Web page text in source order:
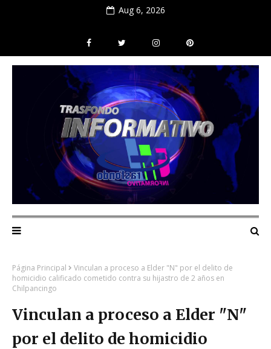
Aug 6, 2026
Página Principal
Vinculan a proceso a Elder "N" por el delito de
homicidio calificado cometido contra su hijastro de 2 años en
Chilpancingo
Vinculan a proceso a Elder "N"
por el delito de homicidio